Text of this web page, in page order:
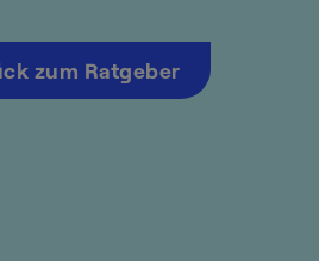
zum Ratgeber